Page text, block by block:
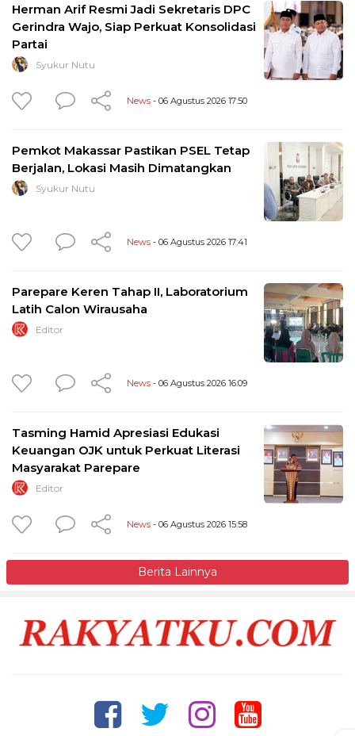
Herman Arif Resmi Jadi Sekretaris DPC
Gerindra Wajo, Siap Perkuat Konsolidasi
Partai
Syukur Nutu
News - 06 Agustus 2026 17:50
Pemkot Makassar Pastikan PSEL Tetap
Berjalan, Lokasi Masih Dimatangkan
Syukur Nutu
News - 06 Agustus 2026 17:41
Parepare Keren Tahap II, Laboratorium
Latih Calon Wirausaha
Editor
News - 06 Agustus 2026 16:09
Tasming Hamid Apresiasi Edukasi
Keuangan OJK untuk Perkuat Literasi
Masyarakat Parepare
Editor
News - 06 Agustus 2026 15:58
Berita Lainnya